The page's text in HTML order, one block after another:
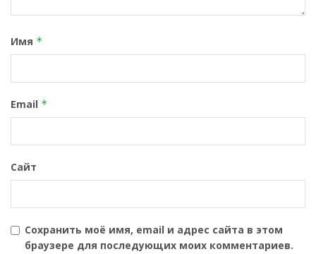
Имя *
Email *
Сайт
Сохранить моё имя, email и адрес сайта в этом
браузере для последующих моих комментариев.